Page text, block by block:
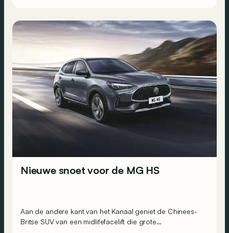
Nieuwe snoet voor de MG HS
Aan de andere kant van het Kanaal geniet de Chinees-
Britse SUV van een midlifefacelift die grote